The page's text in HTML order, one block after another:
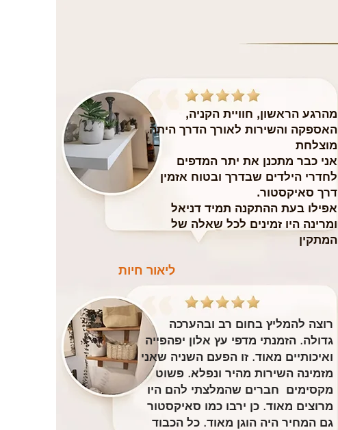
ליאור חיות
מהרגע הראשון, חוויית הקניה,
האספקה והשירות לאורך הדרך היתה
מוצלחת
​אני כבר מתכנן את יתר המדפים
לחדרי הילדים שבדרך ובטוח אזמין
דרך סאיקסטור.
אפילו בעת ההתקנה תמיד דניאל
ומרינה היו זמינים לכל שאלה של
המתקין
רוצה להמליץ בחום רב ובהערכה
גדולה. הזמנתי מדפי עץ אלון יפהפייה
ואיכותיים מאוד. זו הפעם השניה שאני
מזמינה השירות מהיר ונפלא. פשוט
מקסימים חברים שהמלצתי להם היו
מרוצים מאוד. כן ירבו כמו סאיקסטור
גם המחיר היה הוגן מאוד. כל הכבוד